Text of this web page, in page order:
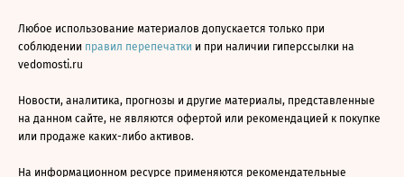
Любое использование материалов допускается только при
соблюдении правил перепечатки и при наличии гиперссылки на
vedomosti.ru
Новости, аналитика, прогнозы и другие материалы, представленные
на данном сайте, не являются офертой или рекомендацией к покупке
или продаже каких-либо активов.
На информационном ресурсе применяются рекомендательные